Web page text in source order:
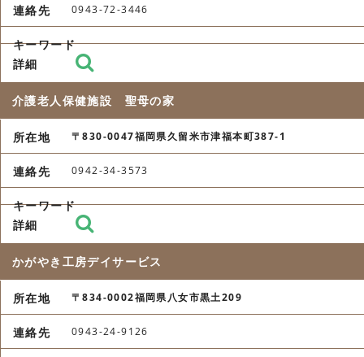
0943-72-3446
介護老人保健施設 聖母の家
〒830-0047福岡県久留米市津福本町387-1
0942-34-3573
かがやき工房デイサービス
〒834-0002福岡県八女市黒土209
0943-24-9126